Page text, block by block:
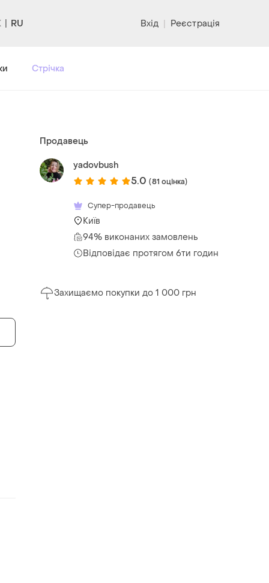
RU Вхід | Реєстрація
Стрічка
Продавець
yadovbush
5.0 (81 оцінка)
Супер-продавець
Київ
94% виконаних замовлень
Відповідає протягом 6ти годин
Захищаємо покупки до 1 000 грн